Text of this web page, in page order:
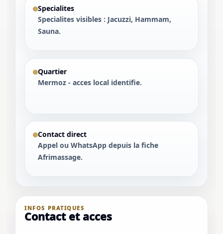
Specialites
Specialites visibles : Jacuzzi, Hammam,
Sauna.
Quartier
Mermoz - acces local identifie.
Contact direct
Appel ou WhatsApp depuis la fiche
Afrimassage.
INFOS PRATIQUES
Contact et acces